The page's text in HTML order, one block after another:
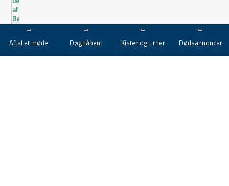
Aftal et møde Døgnåbent Kister og urner Dødsannoncer